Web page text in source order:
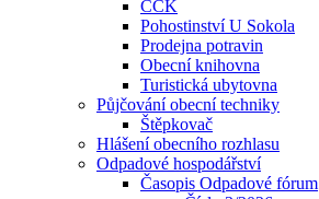
ČČK
Pohostinství U Sokola
Prodejna potravin
Obecní knihovna
Turistická ubytovna
Půjčování obecní techniky
Štěpkovač
Hlášení obecního rozhlasu
Odpadové hospodářství
Časopis Odpadové fórum